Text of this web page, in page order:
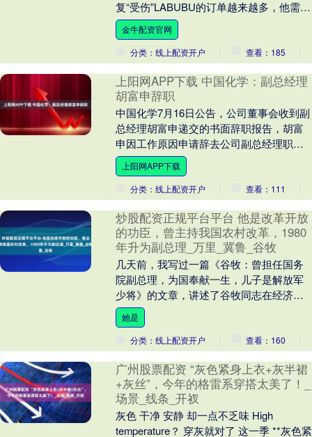
复“受伤”LABUBU的订单越来越多，他需要
给这些玩偶寻找更大的容身之处。新工作
室....
金牛配资官网
分类：线上配资开户
查看：185
上阳网APP下载 中国化学：副总经理
胡富申辞职
中国化学7月16日公告，公司董事会收到副
总经理胡富申递交的书面辞职报告，胡富
申因工作原因申请辞去公司副总经理职
务。 海量资讯、精准解读，尽在新浪财经
APP....
上阳网APP下载
分类：线上配资开户
查看：111
炒股配资正规平台平台 他是改革开放
的功臣，曾主持我国农村改革，1980
年升为副总理_万里_冀鲁_谷牧
几天前，我写过一篇《谷牧：曾担任国务
院副总理，为国奉献一生，儿子是解放军
少将》的文章，讲述了谷牧同志在经济改
革中的重要贡献。 然而，除了谷牧同志
外，改革开放初期....
她是
分类：线上配资开户
查看：160
广州股票配资 “灰色紧身上衣+灰半裙
+灰丝”，今年的格雷系穿搭太美了！_
场景_线条_开衩
灰色 干净 安静 却一点不乏味 High
temperature？ 穿灰就对了 这一季 **灰色紧